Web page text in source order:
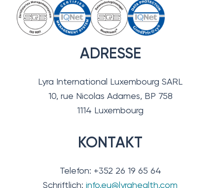
ADRESSE
Lyra International Luxembourg SARL
10, rue Nicolas Adames, BP 758
1114 Luxembourg
KONTAKT
Telefon: +352 26 19 65 64
Schriftlich:info.eu@lyrahealth.com